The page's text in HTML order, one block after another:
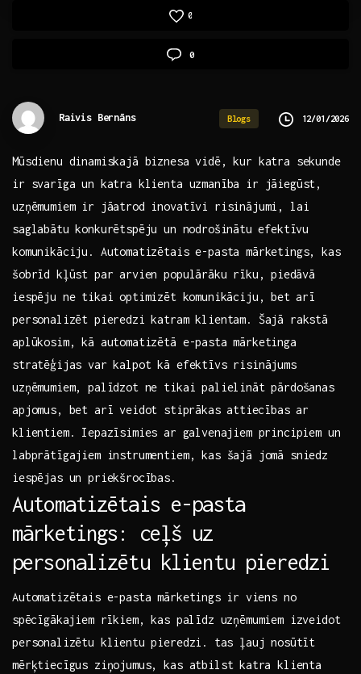
0
0
Raivis Bernāns Blogs 12/01/2026
Mūsdienu dinamiskajā biznesa vidē, kur‌ katra ​sekunde
ir svarīga un katra klienta ‌uzmanība ir ​jāiegūst,
uzņēmumiem ir jāatrod inovatīvi risinājumi, lai
saglabātu konkurētspēju un⁢ nodrošinātu ⁤efektīvu
komunikāciju. Automatizētais e-pasta mārketings, kas⁣
šobrīd kļūst par arvien populārāku ⁤rīku,⁢ piedāvā
iespēju ne tikai optimizēt⁢ komunikāciju, bet⁤ arī
personalizēt pieredzi katram klientam. Šajā rakstā
aplūkosim, kā automatizētā e-pasta mārketinga
stratēģijas var kalpot kā efektīvs risinājums
uzņēmumiem, palīdzot ne tikai palielināt pārdošanas
apjomus, bet arī veidot ⁢stiprākas⁢ attiecības ar
klientiem. Iepazīsimies ⁣ar galvenajiem principiem⁣ un
labprātīgajiem instrumentiem, kas šajā jomā sniedz
iespējas un priekšrocības.
Automatizētais e-pasta
mārketings: ceļš uz
personalizētu klientu pieredzi
Automatizētais e-pasta ‌mārketings⁣ ir⁤ viens no
⁤spēcīgākajiem rīkiem, kas palīdz uzņēmumiem ‌izveidot
personalizētu klientu pieredzi. ⁢tas ļauj nosūtīt
mērķtiecīgus ziņojumus, kas atbilst ⁣katra klienta ​